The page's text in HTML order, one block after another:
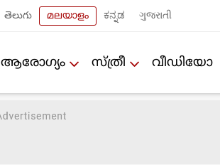
తెలుగు മലയാളം ಕನ್ನಡ ગુજરાતી
ആരോഗ്യം സ്ത്രീ വീഡിയോ